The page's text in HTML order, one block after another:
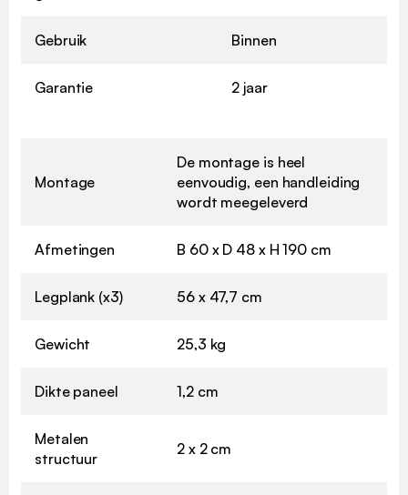
Gebruik Binnen
Garantie 2 jaar
Montage
De montage is heel
eenvoudig, een handleiding
wordt meegeleverd
Afmetingen B 60 x D 48 x H 190 cm
Legplank (x3) 56 x 47,7 cm
Gewicht 25,3 kg
Dikte paneel 1,2 cm
Metalen
structuur
2 x 2 cm